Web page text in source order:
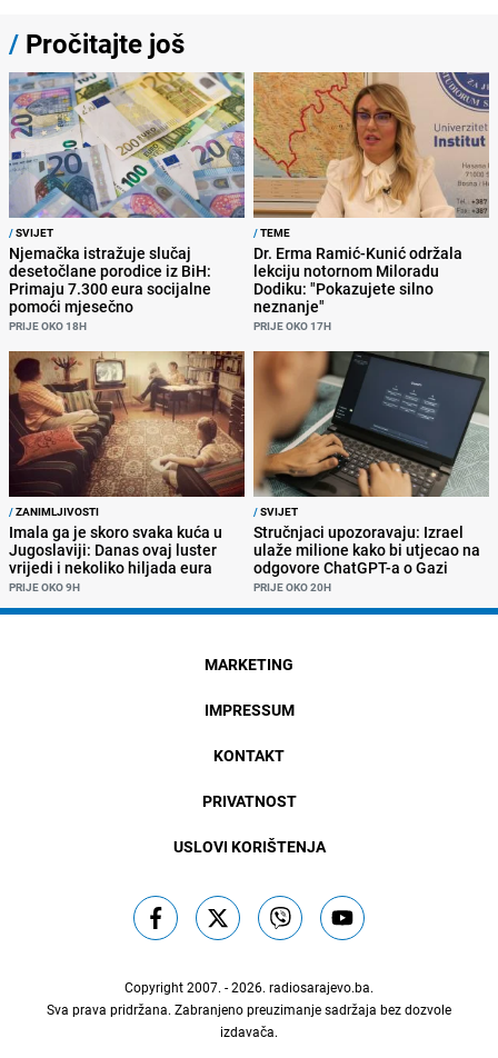
/ Pročitajte još
/SVIJET
Njemačka istražuje slučaj
desetočlane porodice iz BiH:
Primaju 7.300 eura socijalne
pomoći mjesečno
PRIJE OKO 18H
/TEME
Dr. Erma Ramić-Kunić održala
lekciju notornom Miloradu
Dodiku: "Pokazujete silno
neznanje"
PRIJE OKO 17H
/ZANIMLJIVOSTI
Imala ga je skoro svaka kuća u
Jugoslaviji: Danas ovaj luster
vrijedi i nekoliko hiljada eura
PRIJE OKO 9H
/SVIJET
Stručnjaci upozoravaju: Izrael
ulaže milione kako bi utjecao na
odgovore ChatGPT-a o Gazi
PRIJE OKO 20H
MARKETING
IMPRESSUM
KONTAKT
PRIVATNOST
USLOVI KORIŠTENJA
Copyright 2007. - 2026. radiosarajevo.ba.
Sva prava pridržana. Zabranjeno preuzimanje sadržaja bez dozvole
izdavača.